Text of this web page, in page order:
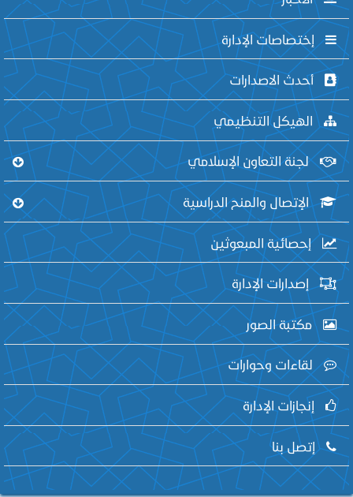
إختصاصات الإدارة
أحدث الاصدارات
الهيكل التنظيمي
لجنة التعاون الإسلامي
الإتصال والمنح الدراسية
إحصائية المبعوثين
إصدارات الإدارة
مكتبة الصور
لقاءات وحوارات
إنجازات الإدارة
إتصل بنا